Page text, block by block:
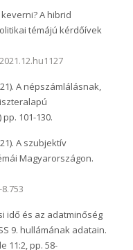
A hibrid
témájú kérdőívek
A népszámlálásnak,
101-130.
A szubjektív
Magyarországon.
idő és az adatminőség
9. hullámának adatain.
11:2, pp. 58-